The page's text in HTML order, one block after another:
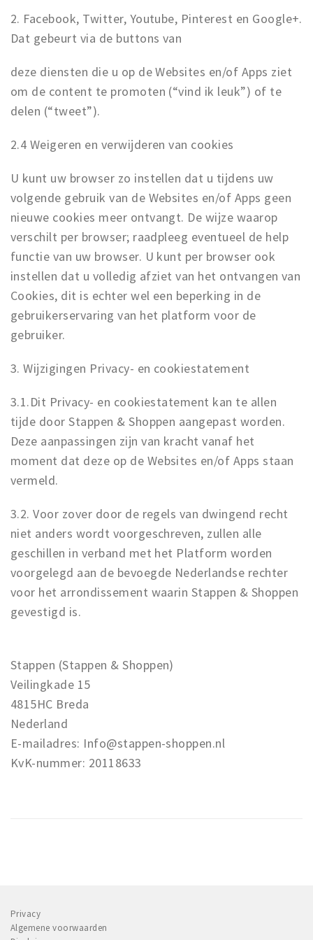
2. Facebook, Twitter, Youtube, Pinterest en Google+.
Dat gebeurt via de buttons van
deze diensten die u op de Websites en/of Apps ziet
om de content te promoten (“vind ik leuk”) of te
delen (“tweet”).
2.4 Weigeren en verwijderen van cookies
U kunt uw browser zo instellen dat u tijdens uw
volgende gebruik van de Websites en/of Apps geen
nieuwe cookies meer ontvangt. De wijze waarop
verschilt per browser; raadpleeg eventueel de help
functie van uw browser. U kunt per browser ook
instellen dat u volledig afziet van het ontvangen van
Cookies, dit is echter wel een beperking in de
gebruikerservaring van het platform voor de
gebruiker.
3. Wijzigingen Privacy- en cookiestatement
3.1.Dit Privacy- en cookiestatement kan te allen
tijde door Stappen & Shoppen aangepast worden.
Deze aanpassingen zijn van kracht vanaf het
moment dat deze op de Websites en/of Apps staan
vermeld.
3.2. Voor zover door de regels van dwingend recht
niet anders wordt voorgeschreven, zullen alle
geschillen in verband met het Platform worden
voorgelegd aan de bevoegde Nederlandse rechter
voor het arrondissement waarin Stappen & Shoppen
gevestigd is.
Stappen (Stappen & Shoppen)
Veilingkade 15
4815HC Breda
Nederland
E-mailadres: Info@stappen-shoppen.nl
KvK-nummer: 20118633
Privacy
Algemene voorwaarden